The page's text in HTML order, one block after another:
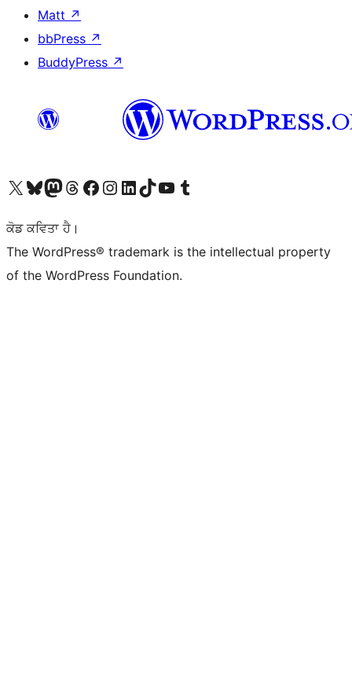
Matt ↗
bbPress ↗
BuddyPress ↗
Visit our X (formerly Twitter) account
Visit our Bluesky account
Visit our Mastodon account
Visit our Threads account
Visit our Facebook page
Visit our Instagram account
Visit our LinkedIn account
Visit our TikTok account
Visit our YouTube channel
Visit our Tumblr account
ਕੋਡ ਕਵਿਤਾ ਹੈ।
The WordPress® trademark is the intellectual property
of the WordPress Foundation.